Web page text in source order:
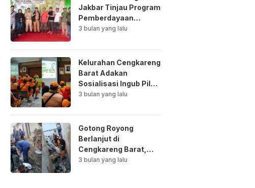
Jakbar Tinjau Program
Pemberdayaan
Lingkungan di Bale
3 bulan yang lalu
Kelurahan Cengkareng
Barat Adakan
Sosialisasi Ingub Pilah
Sampah Kepada PPSU
3 bulan yang lalu
Gotong Royong
Berlanjut di
Cengkareng Barat,
Saluran Air
3 bulan yang lalu